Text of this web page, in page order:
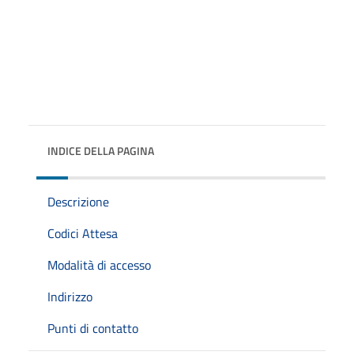
INDICE DELLA PAGINA
Descrizione
Codici Attesa
Modalità di accesso
Indirizzo
Punti di contatto